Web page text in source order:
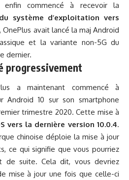
enfin commencé à recevoir la
système d’exploitation vers
OnePlus avait lancé la maj Android
et la variante non-5G du
dernier.
progressivement
a maintenant commencé à
Android 10 sur son smartphone
trimestre 2020. Cette mise à
vers la dernière version 10.0.4.
chinoise déploie la mise à jour
ce qui signifie que vous pourriez
de suite. Cela dit, vous devriez
mise à jour une fois que celle-ci